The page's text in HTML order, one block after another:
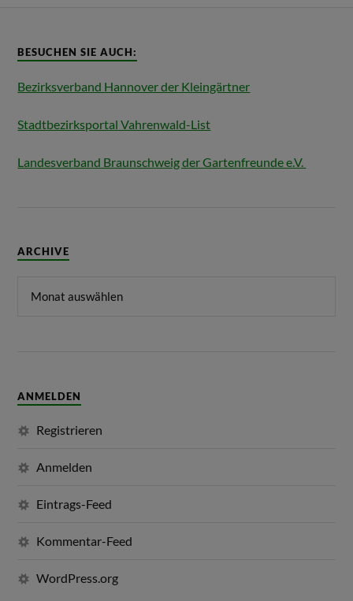
BESUCHEN SIE AUCH:
Bezirksverband Hannover der Kleingärtner
Stadtbezirksportal Vahrenwald-List
Landesverband Braunschweig der Gartenfreunde e.V.
ARCHIVE
ANMELDEN
Registrieren
Anmelden
Eintrags-Feed
Kommentar-Feed
WordPress.org